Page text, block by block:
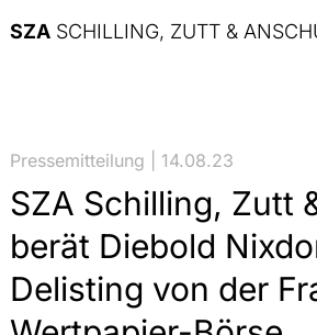
SZA SCHILLING, ZUTT &
Pressemitteilung | 14.08.23
SZA Schilling, Zutt
berät Diebold
Delisting von der